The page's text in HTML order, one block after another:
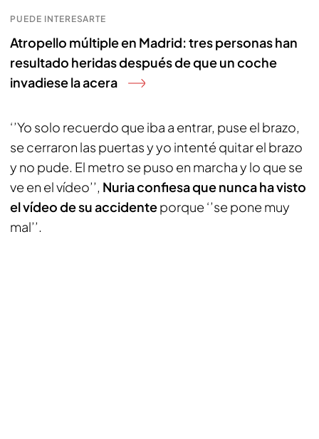
PUEDE INTERESARTE
Atropello múltiple en Madrid: tres personas han
resultado heridas después de que un coche
invadiese la acera
‘’Yo solo recuerdo que iba a entrar, puse el brazo,
se cerraron las puertas y yo intenté quitar el brazo
y no pude. El metro se puso en marcha y lo que se
ve en el vídeo’’, Nuria confiesa que nunca ha visto
el vídeo de su accidenteporque ‘’se pone muy
mal’’.